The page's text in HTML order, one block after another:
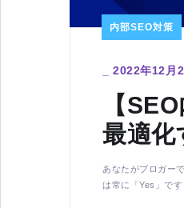
内部SEO対策
_2022年12月
【
最適化
あなたがブロガー
は常に「Yes」で